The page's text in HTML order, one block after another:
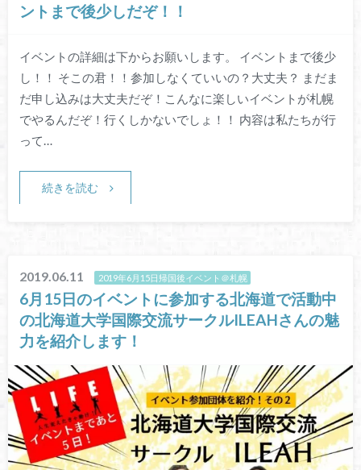
ントまで後少しだぞ！！
イベントの詳細は下からお願いします。 イベントまで後少
し！！ そこの君！！参加しなくていいの？大丈夫？ まだま
だ申し込みは大丈夫だぞ！こんなに楽しいイベントが札幌
でやるんだぞ！行くしかないでしょ！！ 内容は私たちが行
って…
続きを読む
2019.06.11 2019年6月15日帰国後イベント＠札幌
6月15日のイベントに参加する北海道で活動中
の北海道大学国際交流サークルILEAHさんの魅
力を紹介します！